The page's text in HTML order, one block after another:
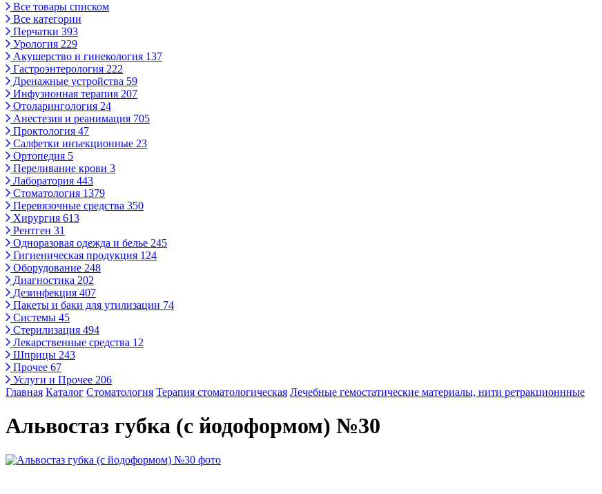
Все товары списком
Все категории
Перчатки 393
Урология 229
Акушерство и гинекология 137
Гастроэнтерология 222
Дренажные устройства 59
Инфузионная терапия 207
Отоларингология 24
Анестезия и реанимация 705
Проктология 47
Салфетки инъекционные 23
Ортопедия 5
Переливание крови 3
Лаборатория 443
Стоматология 1379
Перевязочные средства 350
Хирургия 613
Рентген 31
Одноразовая одежда и белье 245
Гигиеническая продукция 124
Оборудование 248
Диагностика 202
Дезинфекция 407
Пакеты и баки для утилизации 74
Системы 45
Стерилизация 494
Лекарственные средства 12
Шприцы 243
Прочее 67
Услуги и Прочее 206
Главная Каталог Стоматология Терапия стоматологическая Лечебные гемостатические материалы, нити ретракционнные
Альвостаз губка (с йодоформом) №30